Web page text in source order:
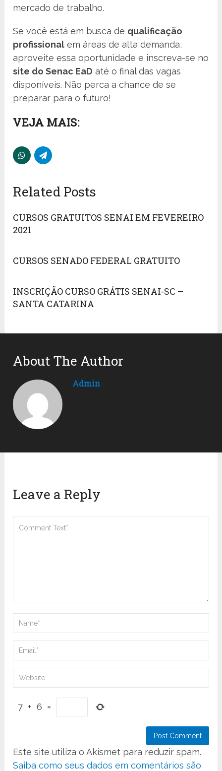
mercado de trabalho.
Se você está em busca de qualificação
profissional em áreas de alta demanda,
aproveite essa oportunidade e inscreva-se no
site do Senac EaD até o final das vagas
disponíveis. Não perca a chance de se
preparar para o futuro!
VEJA MAIS:
Related Posts
CURSOS GRATUITOS SENAI EM FEVEREIRO
2021
CURSOS SENADO FEDERAL GRATUITO
INSCRIÇÃO CURSO GRÁTIS SENAI-SC –
SANTA CATARINA
About The Author
Admin
Leave a Reply
7 + 6 =
Este site utiliza o Akismet para reduzir spam.
Saiba como seus dados em comentários são